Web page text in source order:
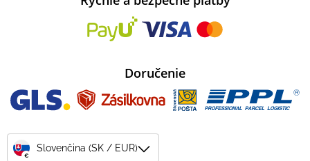
Doručenie
€
Slovenčina (SK / EUR)